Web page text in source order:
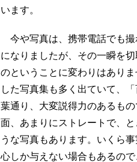
います。
今や写真は、携帯電話でも
になりましたが、その一瞬を
のということに変わりはあり
した写真集も多く出ていて、
葉通り、大変説得力のあるも
面、あまりにストレートで、
うな写真もあります。いくら
心しか与えない場合もあるの